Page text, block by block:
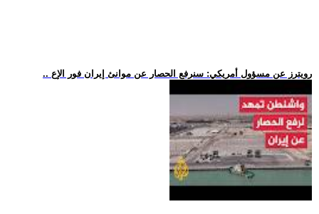
.. رويترز عن مسؤول أمريكي: سنرفع الحصار عن موانئ إيران فور الإع